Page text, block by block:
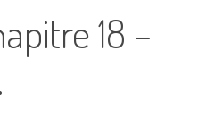
18 –